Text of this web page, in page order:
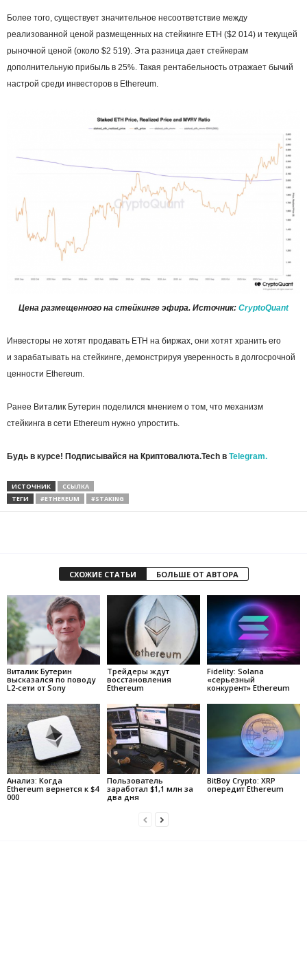
Более того, существует значительное несоответствие между
реализованной ценой размещенных на стейкинге ETH ($2 014) и текущей
рыночной ценой (около $2 519). Эта разница дает стейкерам
дополнительную прибыль в 25%. Такая рентабельность отражает бычий
настрой среди инвесторов в Ethereum.
Цена размещенного на стейкинге эфира. Источник: CryptoQuant
Инвесторы не хотят продавать ETH на биржах, они хотят хранить его
и зарабатывать на стейкинге, демонстрируя уверенность в долгосрочной
ценности Ethereum.
Ранее Виталик Бутерин поделился мнением о том, что механизм
стейкинга в сети Ethereum нужно упростить.
Будь в курсе! Подписывайся на Криптовалюта.Tech в Telegram.
ИСТОЧНИК
ССЫЛКА
ТЕГИ
#ETHEREUM #STAKING
СХОЖИЕ СТАТЬИ БОЛЬШЕ ОТ АВТОРА
Виталик Бутерин
высказался по поводу
L2-сети от Sony
Трейдеры ждут
восстановления
Ethereum
Fidelity: Solana
«серьезный
конкурент» Ethereum
Анализ: Когда
Ethereum вернется к $4
000
Пользователь
заработал $1,1 млн за
два дня
BitBoy Crypto: XRP
опередит Ethereum